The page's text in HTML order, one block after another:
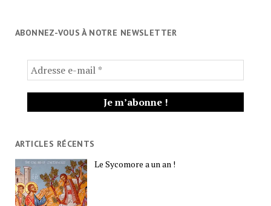
ABONNEZ-VOUS À NOTRE NEWSLETTER
ARTICLES RÉCENTS
Le Sycomore a un an !